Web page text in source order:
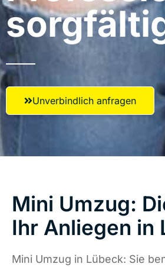
Unverbindlich anfragen
Mini Umzug:
Ihr Anliegen in
Mini Umzug in Lübeck: Sie